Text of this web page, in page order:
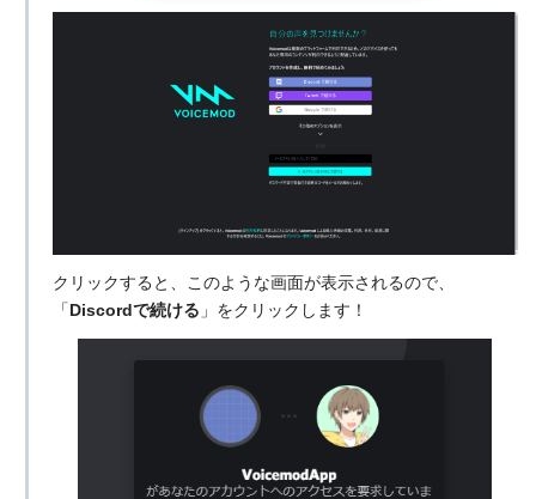
クリックすると、このような画面が表示されるので、
「Discordで続ける 」をクリックします！